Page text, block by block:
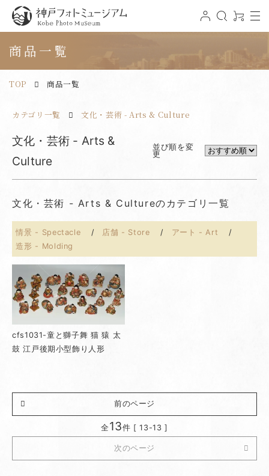
神戸フォトミュージアム
ロ
グ 索
0
ア
t
g
a
商品一覧
TOP 商品一覧
カテゴリ一覧 文化・芸術 - Arts & Culture
文化・芸術 - Arts &
Culture
並び順を変
更
文化・芸術 - Arts & Cultureのカテゴリ一覧
情景 - Spectacle 店舗 - Store
アート - Art
造形 - Molding
cfs1031-童と獅子舞 猫 猿 太
鼓 江戸後期小型飾り人形
前のページ
全13件 [ 13-13 ]
次のページ